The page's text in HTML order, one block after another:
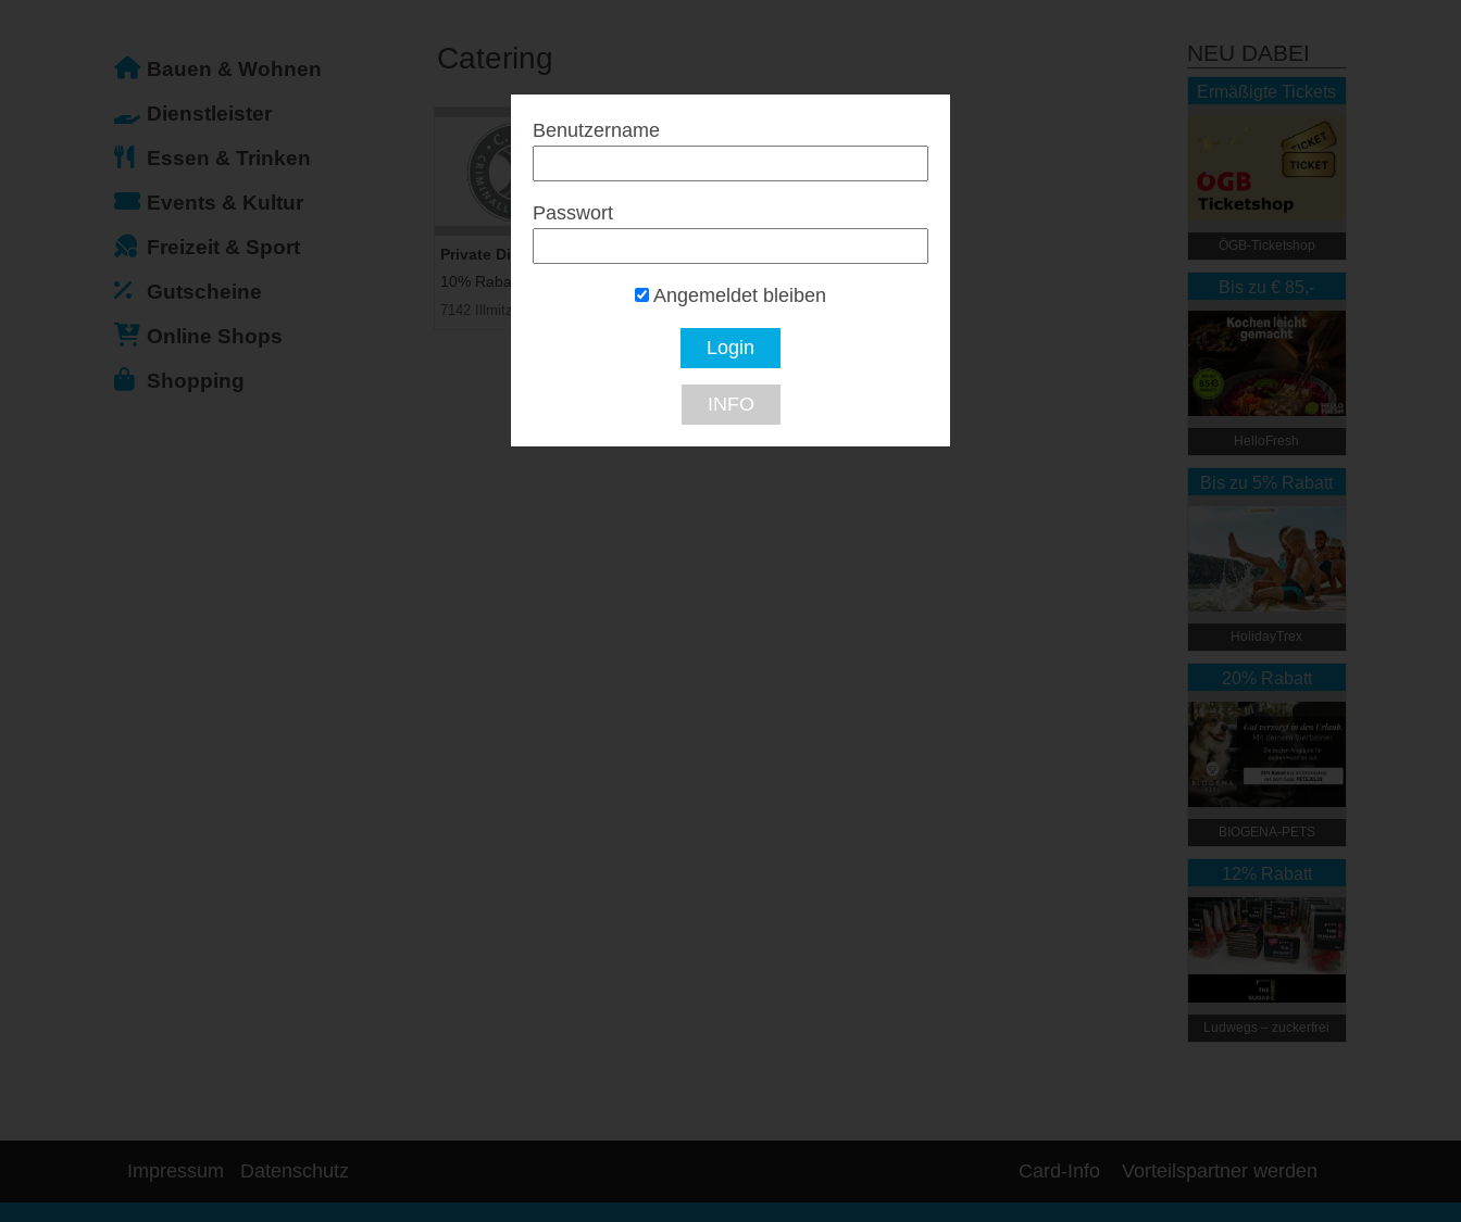
Bauen & Wohnen
Dienstleister
Essen & Trinken
Events & Kultur
Freizeit & Sport
Gutscheine
Online Shops
Shopping
Catering
Private Dining
10% Rabatt...
7142 Illmitz
NEU DABEI
Ermäßigte Tickets
ÖGB-Ticketshop
Bis zu € 85,-
Rabatt
HelloFresh
Bis zu 5% Rabatt
HolidayTrex
20% Rabatt
BIOGENA-PETS
12% Rabatt
Ludwegs – zuckerfrei
leben
Impressum Datenschutz Card-Info Vorteilspartner werden
Benutzername
Passwort
Angemeldet bleiben
INFO